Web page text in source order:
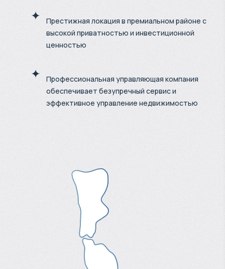
Престижная локация в премиальном районе с
высокой приватностью и инвестиционной
ценностью
Профессиональная управляющая компания
обеспечивает безупречный сервис и
эффективное управление недвижимостью